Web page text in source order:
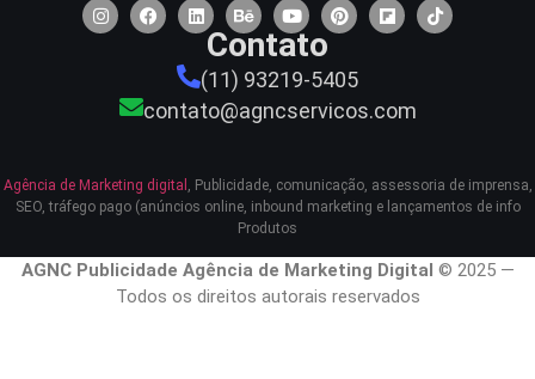
Contato
(11) 93219-5405
contato@agncservicos.com
Agência de Marketing digital , Publicidade, comunicação, assessoria de imprensa,
SEO, tráfego pago (anúncios online, inbound marketing e lançamentos de info
Produtos
AGNC Publicidade Agência de Marketing Digital © 2025 —
Todos os direitos autorais reservados